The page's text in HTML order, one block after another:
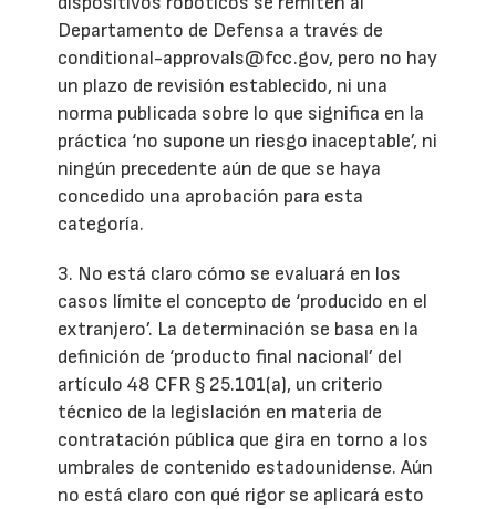
Departamento de Defensa a través de
conditional-approvals@fcc.gov, pero no hay
un plazo de revisión establecido, ni una
norma publicada sobre lo que significa en la
práctica ‘no supone un riesgo inaceptable’, ni
ningún precedente aún de que se haya
concedido una aprobación para esta
categoría.
3. No está claro cómo se evaluará en los
casos límite el concepto de ‘producido en el
extranjero’. La determinación se basa en la
definición de ‘producto final nacional’ del
artículo 48 CFR § 25.101(a), un criterio
técnico de la legislación en materia de
contratación pública que gira en torno a los
umbrales de contenido estadounidense. Aún
no está claro con qué rigor se aplicará esto